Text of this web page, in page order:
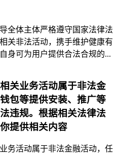
全体主体严格遵守国家法律法
关非法活动，携手维护健康有
身可为用户提供合法合规的...
关业务活动属于非法金
包等提供安装、推广等
违规。根据相关法律法
提供相关内容
务活动属于非法金融活动，任